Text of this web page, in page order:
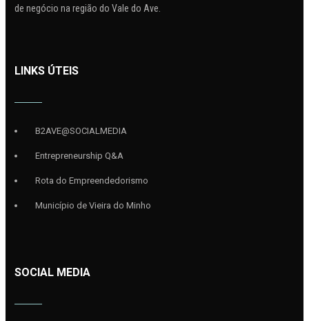
de negócio na região do Vale do Ave.
LINKS ÚTEIS
B2AVE@SOCIALMEDIA
Entrepreneurship Q&A
Rota do Empreendedorismo
Município de Vieira do Minho
SOCIAL MEDIA